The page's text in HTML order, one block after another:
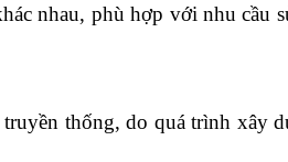
nhau, phù hợp với nhu cầu
thống, do quá trình xây